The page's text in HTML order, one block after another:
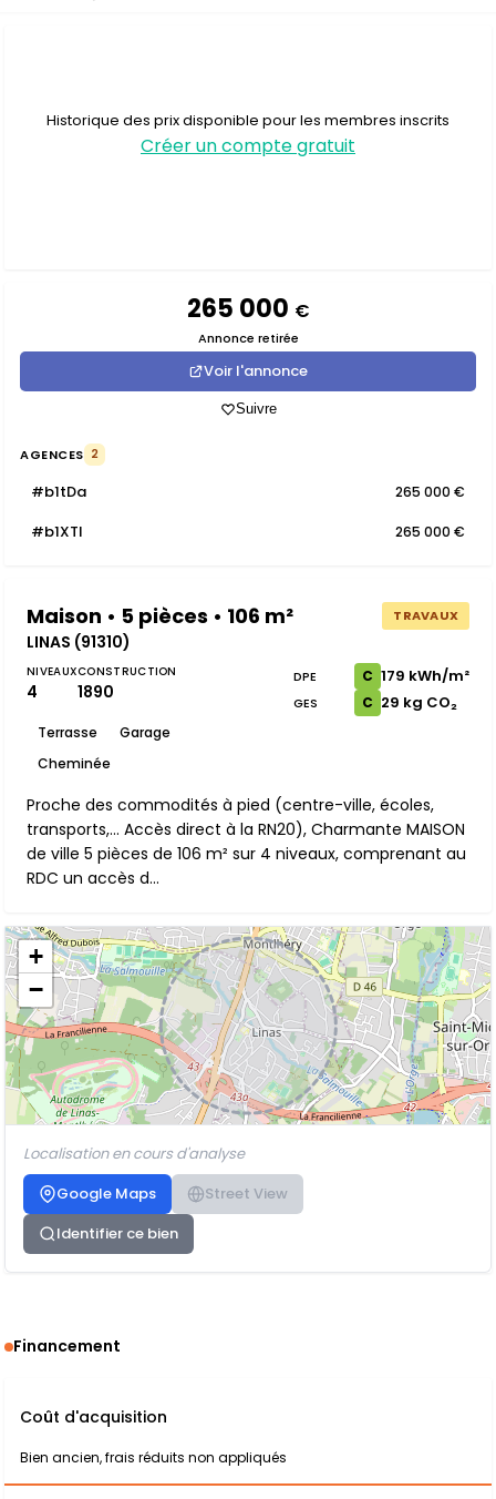
Historique des prix disponible pour les membres inscrits
Créer un compte gratuit
265 000 €
Annonce retirée
Voir l'annonce
Suivre
AGENCES 2
#b1tDa 265 000 €
#b1XTI 265 000 €
Maison • 5 pièces • 106 m² TRAVAUX
LINAS (91310)
NIVEAUX
4
CONSTRUCTION
1890
Terrasse
Garage
Cheminée
DPE C 179 kWh/m²
GES C 29 kg CO₂
Proche des commodités à pied (centre-ville, écoles,
transports,... Accès direct à la RN20), Charmante MAISON
de ville 5 pièces de 106 m² sur 4 niveaux, comprenant au
RDC un accès d...
+
−
Localisation en cours d'analyse
Google Maps
Street View
Identifier ce bien
Financement
Coût d'acquisition
Bien ancien, frais réduits non appliqués